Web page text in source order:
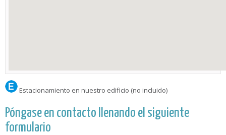
Estacionamiento en nuestro edificio (no incluido)
Póngase en contacto llenando el siguiente
formulario